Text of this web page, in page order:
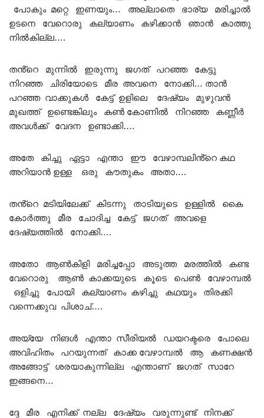
പോകും മറ്റെ ഇണയും… അല്ലാതെ ഭാര്യ മരിച്ചാൽ
ഉടനെ വേറൊരു കല്യാണം കഴിക്കാൻ ഞാൻ കാത്തു
നിൽകില്ല….
തൻ്റെ മുന്നിൽ ഇരുന്നു ജഗത് പറഞ്ഞ കേട്ടു
നിറഞ്ഞ ചിരിയോടെ മീര അവനെ നോക്കി… താൻ
പറഞ്ഞ വാക്കുകൾ കേട്ട് ഉളിലെ ദേഷ്യം മുഴുവൻ
മുഖത്ത് ഉണ്ടെങ്കിലും കൺ കോണിൽ നിറഞ്ഞ കണ്ണീർ
അവൾക്ക് വേദന ഉണ്ടാക്കി….
അതേ കിച്ചു ഏട്ടാ എന്താ ഈ വേഴാമ്പലിൻ്റെ കഥ
അറിയാൻ ഉള്ള ഒരു കൗതുകം അതാ….
തൻ്റെ മടിയിലേക്ക് കിടന്നു താടിയുടെ ഉള്ളിൽ കൈ
കോർത്തു മീര ചോദിച്ച കേട്ട് ജഗത് അവളെ
ദേഷ്യത്തിൽ നോക്കി….
അതോ ആൺകിളി മരിച്ചപ്പോ അടുത്ത മരത്തിൽ കണ്ട
വേറൊരു ആൺ കാക്കയുടെ കൂടെ പെൺ വേഴാമ്പൽ
ഒളിച്ചു പോയി കല്യാണം കഴിച്ചു കഥയും തിരക്കി
വന്നെക്കുവ പിശാച്….
അയ്യേ നിങൾ എന്താ സീരിയൽ ഡയറക്ടരെ പോലെ
അവിഹിതം പറയുന്നത് കാക്ക വേഴാമ്പൽ ആ കണക്ഷൻ
അങ്ങോട്ട് ശരയാകുന്നില്ല എന്താണ് ജഗത് സാറേ
ഇങ്ങനെ…
ദ്ദേ മീര എനിക്ക് നല്ല ദേഷ്യം വരുന്നുണ്ട് നിനക്ക്